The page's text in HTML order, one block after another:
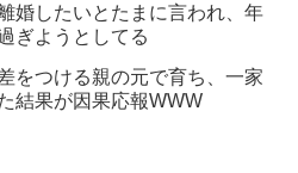
婚したいとたまに言われ、年
ぎようとしてる
をつける親の元で育ち、一家
結果が因果応報WWW